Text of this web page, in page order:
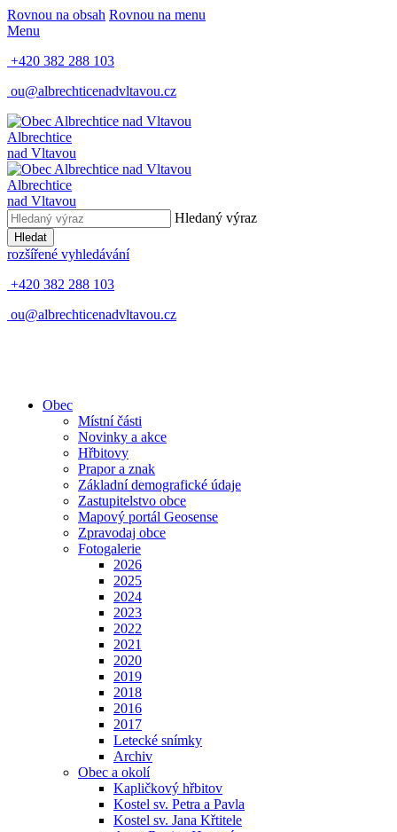
Rovnou na obsah Rovnou na menu
Menu
+420 382 288 103
ou@albrechticenadvltavou.cz
Albrechtice
nad Vltavou
Albrechtice
nad Vltavou
Hledaný výraz
Hledat
rozšířené vyhledávání
+420 382 288 103
ou@albrechticenadvltavou.cz
Obec
Místní části
Novinky a akce
Hřbitovy
Prapor a znak
Základní demografické údaje
Zastupitelstvo obce
Mapový portál Geosense
Zpravodaj obce
Fotogalerie
2026
2025
2024
2023
2022
2021
2020
2019
2018
2016
2017
Letecké snímky
Archiv
Obec a okolí
Kapličkový hřbitov
Kostel sv. Petra a Pavla
Kostel sv. Jana Křtitele